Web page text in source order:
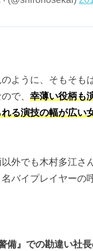
ように、そもそも
ので、幸薄い役柄も
る演技の幅が広い
外でも木村多江さ
バイプレイヤーの
備』での勘違い社